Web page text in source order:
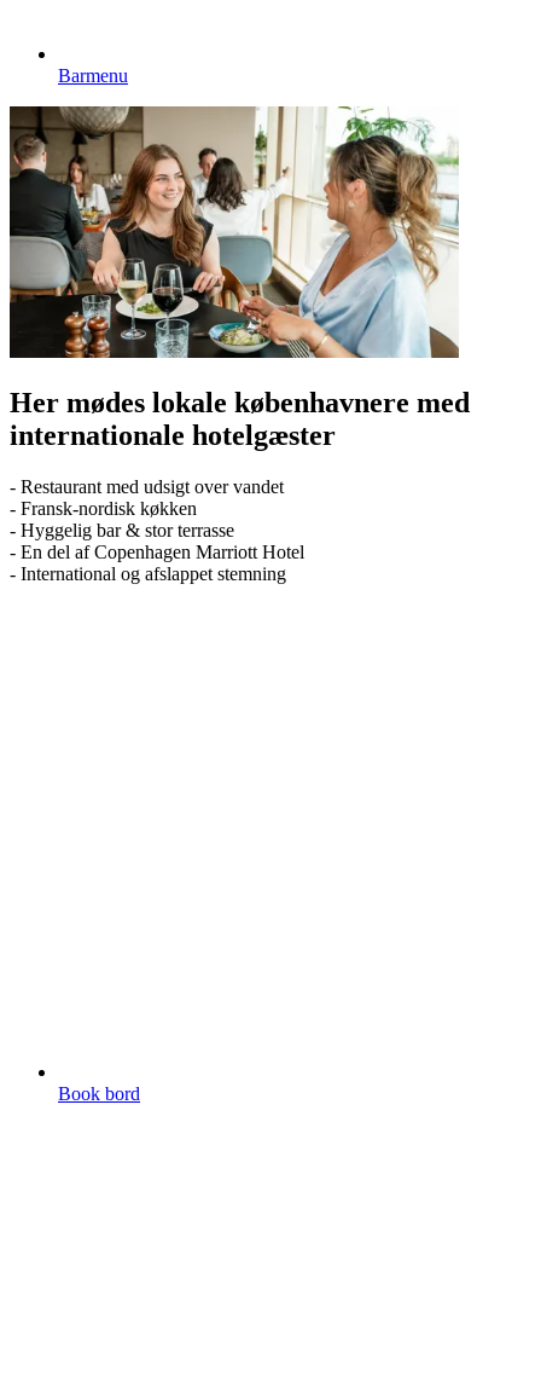
Barmenu
Her mødes lokale københavnere med
internationale hotelgæster
- Restaurant med udsigt over vandet
- Fransk-nordisk køkken
- Hyggelig bar & stor terrasse
- En del af Copenhagen Marriott Hotel
- International og afslappet stemning
Book bord